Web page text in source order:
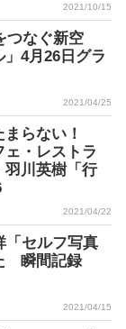
2021/10/15
つなぐ新空
4月26日グラ
2021/04/25
まらない！
・レストラ
川英樹「行
2021/04/22
「セルフ写真
瞬間記録
2021/04/15